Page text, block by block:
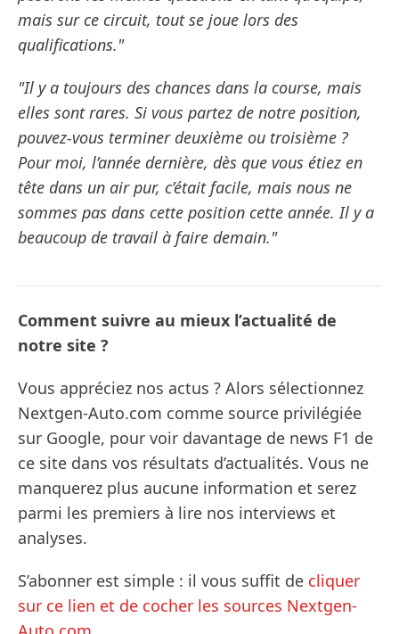
mais sur ce circuit, tout se joue lors des
qualifications."
"Il y a toujours des chances dans la course, mais
elles sont rares. Si vous partez de notre position,
pouvez-vous terminer deuxième ou troisième ?
Pour moi, l’année dernière, dès que vous étiez en
tête dans un air pur, c’était facile, mais nous ne
sommes pas dans cette position cette année. Il y a
beaucoup de travail à faire demain."
Comment suivre au mieux l’actualité de
notre site ?
Vous appréciez nos actus ? Alors sélectionnez
Nextgen-Auto.com comme source privilégiée
sur Google, pour voir davantage de news F1 de
ce site dans vos résultats d’actualités. Vous ne
manquerez plus aucune information et serez
parmi les premiers à lire nos interviews et
analyses.
S’abonner est simple : il vous suffit de cliquer
sur ce lien et de cocher les sources Nextgen-